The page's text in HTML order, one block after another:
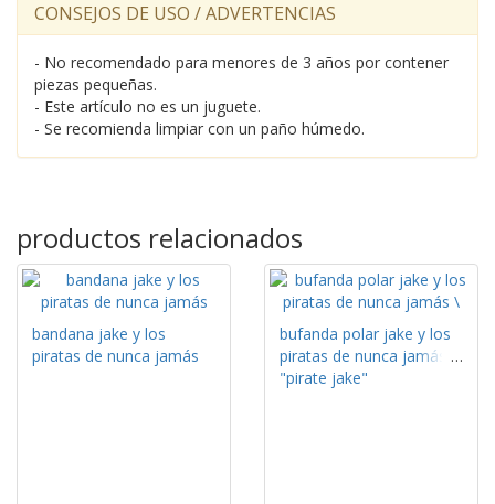
CONSEJOS DE USO / ADVERTENCIAS
- No recomendado para menores de 3 años por contener
piezas pequeñas.
- Este artículo no es un juguete.
- Se recomienda limpiar con un paño húmedo.
productos relacionados
bandana jake y los
piratas de nunca jamás
bufanda polar jake y los
piratas de nunca jamás
"pirate jake"